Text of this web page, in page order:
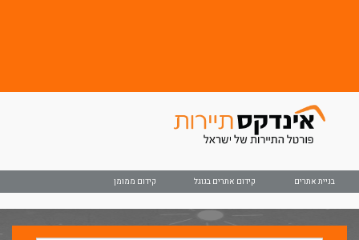
בניית אתרים קידום אתרים בגוגל קידום ממומן